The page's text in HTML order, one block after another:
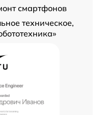
смартфонов
техническое,